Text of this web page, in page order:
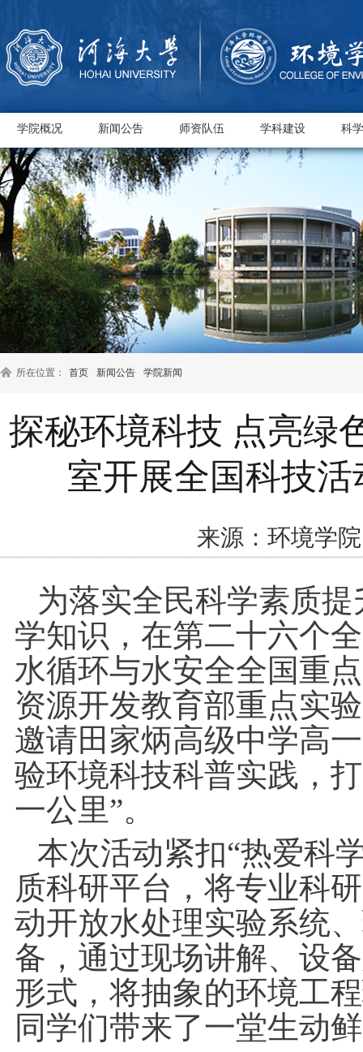
学院概况 新闻公告 师资队伍 学科建设 科
所在位置： 首页 新闻公告 学院新闻
探秘环境科技 点亮
室开展全国科技
来源：环境学院
为落实全民科学素质
学知识，在第二十六个
水循环与水安全全国重
资源开发教育部重点实
邀请田家炳高级中学高
验环境科技科普实践，
一公里”。
本次活动紧扣“热爱科
质科研平台，将专业科
动开放水处理实验系统
备，通过现场讲解、设
形式，将抽象的环境工
同学们带来了一堂生动